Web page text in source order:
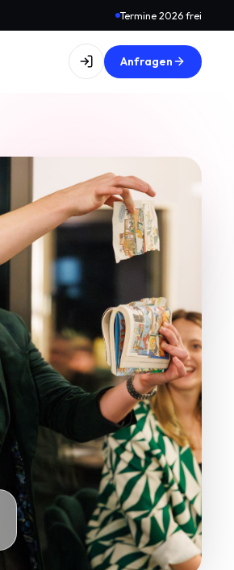
Termine 2026 frei
Anfragen